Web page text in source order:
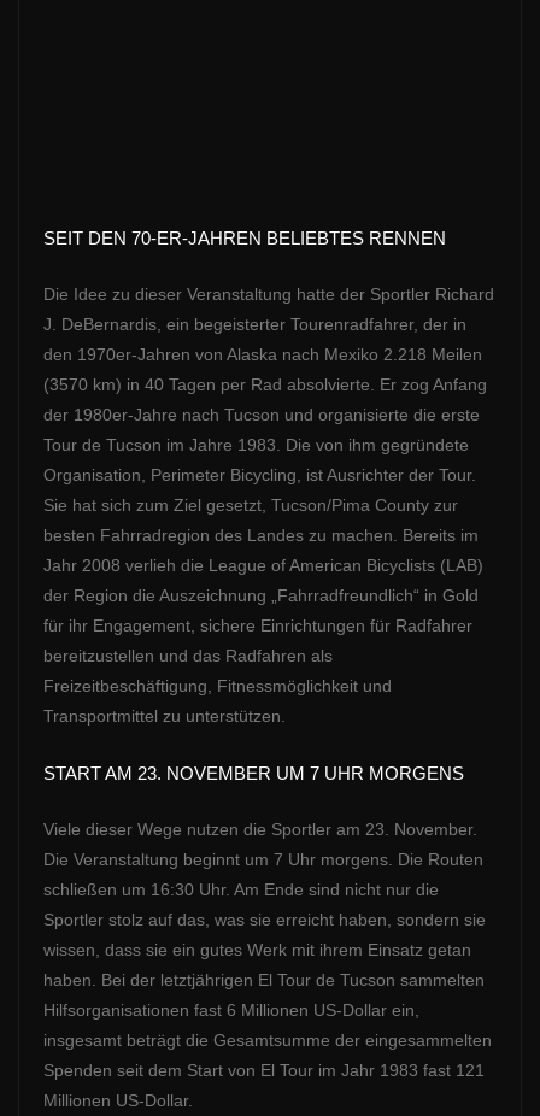
SEIT DEN 70-ER-JAHREN BELIEBTES RENNEN
Die Idee zu dieser Veranstaltung hatte der Sportler Richard
J. DeBernardis, ein begeisterter Tourenradfahrer, der in
den 1970er-Jahren von Alaska nach Mexiko 2.218 Meilen
(3570 km) in 40 Tagen per Rad absolvierte. Er zog Anfang
der 1980er-Jahre nach Tucson und organisierte die erste
Tour de Tucson im Jahre 1983. Die von ihm gegründete
Organisation, Perimeter Bicycling, ist Ausrichter der Tour.
Sie hat sich zum Ziel gesetzt, Tucson/Pima County zur
besten Fahrradregion des Landes zu machen. Bereits im
Jahr 2008 verlieh die League of American Bicyclists (LAB)
der Region die Auszeichnung „Fahrradfreundlich“ in Gold
für ihr Engagement, sichere Einrichtungen für Radfahrer
bereitzustellen und das Radfahren als
Freizeitbeschäftigung, Fitnessmöglichkeit und
Transportmittel zu unterstützen.
START AM 23. NOVEMBER UM 7 UHR MORGENS
Viele dieser Wege nutzen die Sportler am 23. November.
Die Veranstaltung beginnt um 7 Uhr morgens. Die Routen
schließen um 16:30 Uhr. Am Ende sind nicht nur die
Sportler stolz auf das, was sie erreicht haben, sondern sie
wissen, dass sie ein gutes Werk mit ihrem Einsatz getan
haben. Bei der letztjährigen El Tour de Tucson sammelten
Hilfsorganisationen fast 6 Millionen US-Dollar ein,
insgesamt beträgt die Gesamtsumme der eingesammelten
Spenden seit dem Start von El Tour im Jahr 1983 fast 121
Millionen US-Dollar.